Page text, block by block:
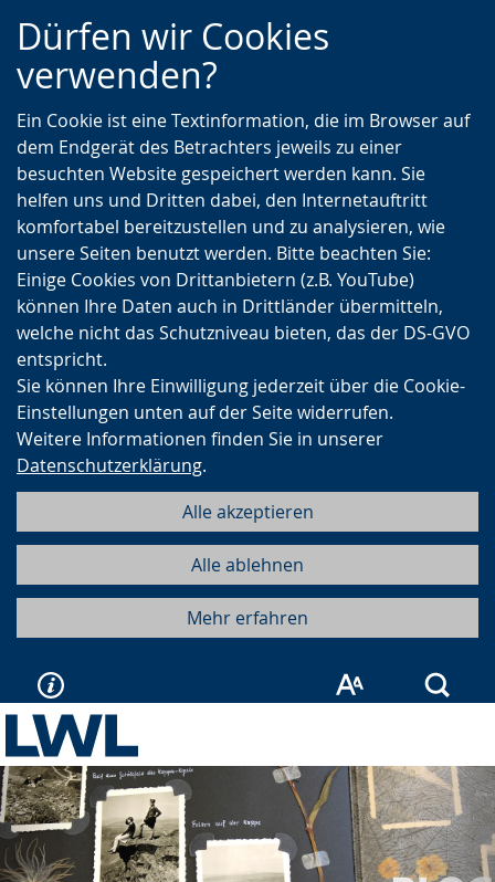
Zur
Hauptnavigation
Zur
Seitennavigation
Zum
Inhalt
Dürfen wir Cookies
verwenden?
Ein Cookie ist eine Textinformation, die im Browser auf
dem Endgerät des Betrachters jeweils zu einer
besuchten Website gespeichert werden kann. Sie
helfen uns und Dritten dabei, den Internetauftritt
komfortabel bereitzustellen und zu analysieren, wie
unsere Seiten benutzt werden. Bitte beachten Sie:
Einige Cookies von Drittanbietern (z.B. YouTube)
können Ihre Daten auch in Drittländer übermitteln,
welche nicht das Schutzniveau bieten, das der DS-GVO
entspricht.
Sie können Ihre Einwilligung jederzeit über die Cookie-
Einstellungen unten auf der Seite widerrufen.
Weitere Informationen finden Sie in unserer
Datenschutzerklärung.
Alle akzeptieren
Alle ablehnen
Mehr erfahren
Vorherige